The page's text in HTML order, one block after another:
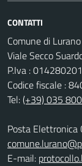
CONTATTI
Comune di Lurano
Viale Secco
P.Iva :
Codice fiscale :
Tel:(+39) 035
Posta Elettronica
E-mail: